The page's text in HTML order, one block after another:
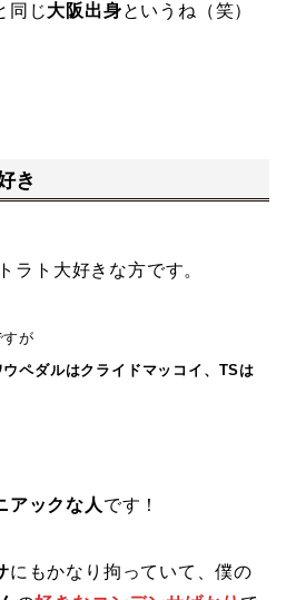
同じ大阪出身というね（笑）
き
ラト大好きな方です。
すが
ペダルはクライドマッコイ、TSは
アックな人 です！
にもかなり拘っていて、僕の